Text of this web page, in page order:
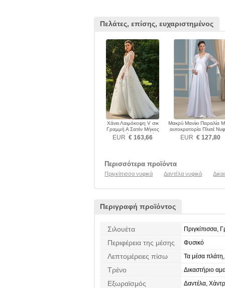
Πελάτες, επίσης, ευχαριστημένος
Χάνει Λαιμόκοψη V σικ
Γραμμή Α Σατέν Μήκος
πατωμάτων Νυφικά
EUR € 163,66
Μακρύ Μανίκι Παραλία
αυτοκρατορία Πλισέ
EUR € 127,80
Περισσότερα προϊόντα
Πριγκίπισσα νυφικά Δαντέλα νυφικά
Περιγραφή προϊόντος
Σιλουέτα Πριγκίπισσα,
Περιφέρεια της μέσης Φυσικό
Λεπτομέρειες πίσω Τα μέσα
Τρένο Δικαστήριο
Εξωραϊσμός
Δαντέλα,